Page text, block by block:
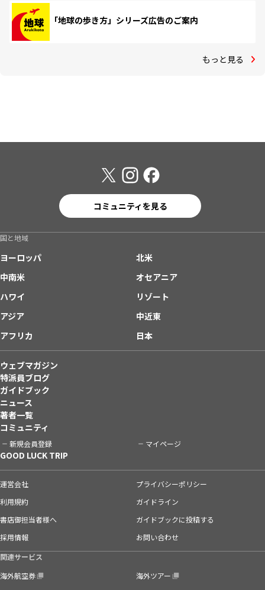
「地球の歩き方」シリーズ広告のご案内
もっと見る
コミュニティを見る
国と地域
ヨーロッパ
北米
中南米
オセアニア
ハワイ
リゾート
アジア
中近東
アフリカ
日本
ウェブマガジン
特派員ブログ
ガイドブック
ニュース
著者一覧
コミュニティ
新規会員登録 マイページ
GOOD LUCK TRIP
運営会社
プライバシーポリシー
利用規約
ガイドライン
書店御担当者様へ
ガイドブックに投稿する
採用情報
お問い合わせ
関連サービス
海外航空券
海外ツアー